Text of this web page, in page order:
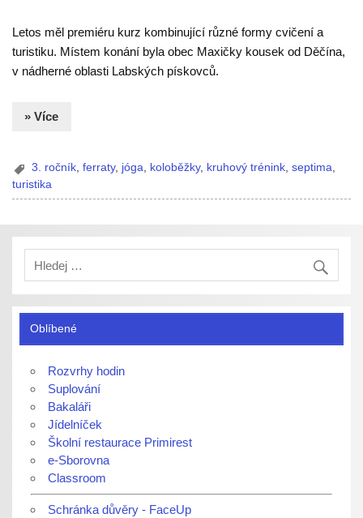
Letos měl premiéru kurz kombinující různé formy cvičení a
turistiku. Místem konání byla obec Maxičky kousek od Děčína,
v nádherné oblasti Labských pískovců.
» Více
3. ročník,ferraty, jóga, koloběžky, kruhový trénink,septima,
turistika
Oblíbené
Rozvrhy hodin
Suplování
Bakaláři
Jídelníček
Školní restaurace Primirest
e-Sborovna
Classroom
Schránka důvěry - FaceUp